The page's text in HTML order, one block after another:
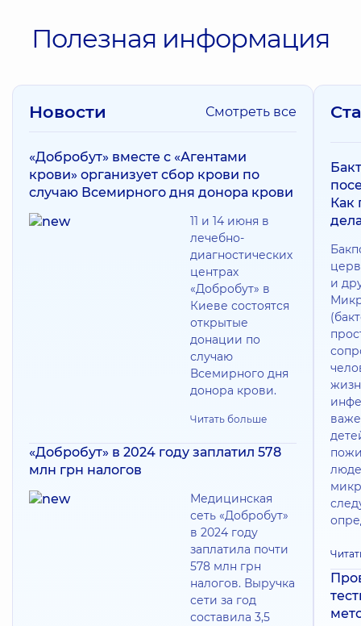
Полезная информация
Новости Смотреть все
«Добробут» вместе с «Агентами
крови» организует сбор крови по
случаю Всемирного дня донора крови
11 и 14 июня в
лечебно-
диагностических
центрах
«Добробут» в
Киеве состоятся
открытые
донации по
случаю
Всемирного дня
донора крови.
Читать больше
«Добробут» в 2024 году заплатил 578
млн грн налогов
Медицинская
сеть «Добробут»
в 2024 году
заплатила почти
578 млн грн
налогов. Выручка
сети за год
составила 3,5
Как
и